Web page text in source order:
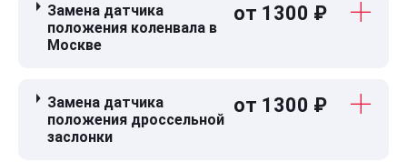
Замена датчика
положения коленвала в
Москве
от 1300 ₽
Замена датчика
положения дроссельной
заслонки
от 1300 ₽